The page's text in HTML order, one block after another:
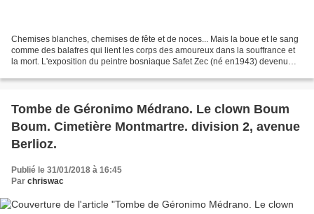
Chemises blanches, chemises de fête et de noces... Mais la boue et le sang
comme des balafres qui lient les corps des amoureux dans la souffrance et
la mort. L'exposition du peintre bosniaque Safet Zec (né en1943) devenu
Tombe de Géronimo Médrano. Le clown Boum
Boum. Cimetière Montmartre. division 2, avenue
Berlioz.
Publié le 31/01/2018 à 16:45
Par chriswac